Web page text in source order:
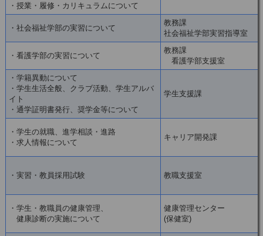
・授業・履修・カリキュラムについて
・社会福祉学部の実習について
教務課
社会福祉学部実習指導室
・看護学部の実習について
教務課
看護学部支援室
・学籍異動について
・学生生活全般、クラブ活動、学生アルバ
イト
・通学証明書発行、奨学金等について
学生支援課
・学生の就職、進学相談・進路
・求人情報について
キャリア開発課
・実習・教員採用試験 教職支援室
・学生・教職員の健康管理、
健康診断の実施について
健康管理センター
(保健室)